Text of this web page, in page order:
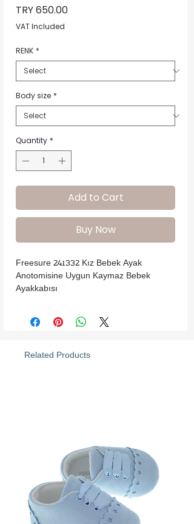
TRY 650.00Price
VAT Included
RENK *
Body size *
Quantity *
Add to Cart
Buy Now
Freesure 241332 Kız Bebek Ayak
Anotomisine Uygun Kaymaz Bebek
Ayakkabısı
Related Products